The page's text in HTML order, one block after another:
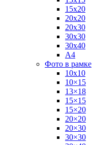
15х20
20х20
20х30
30х30
30х40
А4
Фото в рамке
10х10
10×15
13×18
15×15
15×20
20×20
20×30
30×30